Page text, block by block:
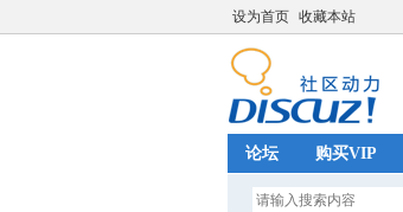
设为首页 收藏本站
论坛 购买VIP